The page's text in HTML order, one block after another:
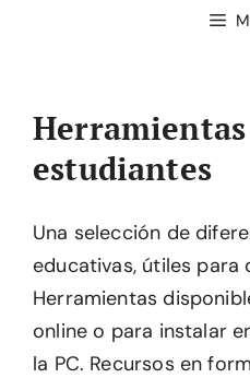
estudiantes
Una selección de
educativas, útiles para
Herramientas
online o para instalar
la PC. Recursos en